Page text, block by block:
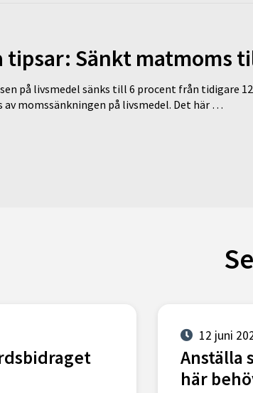
Sänkt matmoms
på livsmedel sänks till 6 procent från tidigare
momssänkningen på livsmedel. Det här …
12 juni
Anställa
här